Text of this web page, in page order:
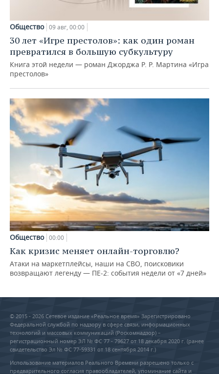
Общество 09 авг, 00:00
30 лет «Игре престолов»: как один роман
превратился в большую субкультуру
Книга этой недели — роман Джорджа Р. Р. Мартина «Игра
престолов»
Общество 00:00
Как кризис меняет онлайн-торговлю?
Атаки на маркетплейсы, наши на СВО, поисковики
возвращают легенду — ПЕ-2: события недели от «7 дней»
© 2015 - 2026 Сетевое издание «Реальное время» Зарегистрировано
Федеральной службой по надзору в сфере связи, информационных
технологий и массовых коммуникаций (Роскомнадзор) –
регистрационный номер ЭЛ № ФС 77 - 79627 от 18 декабря 2020 г. (ранее
свидетельство Эл № ФС 77-59331 от 18 сентября 2014 г.)
Использование материалов Реального Времени разрешено только с
предварительного согласия правообладателей, упоминание сайта и